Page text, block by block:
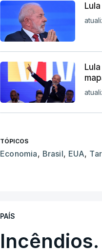
TÓPICOS
Economia, Brasil, EUA,
PAÍS